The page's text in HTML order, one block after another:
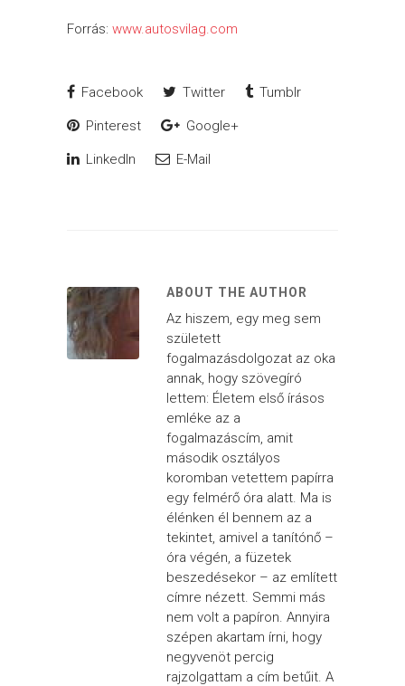
Forrás: www.autosvilag.com
Facebook Twitter Tumblr
Pinterest Google+
LinkedIn E-Mail
ABOUT THE AUTHOR
Az hiszem, egy meg sem
született
fogalmazásdolgozat az oka
annak, hogy szövegíró
lettem: Életem első írásos
emléke az a
fogalmazáscím, amit
második osztályos
koromban vetettem papírra
egy felmérő óra alatt. Ma is
élénken él bennem az a
tekintet, amivel a tanítónő –
óra végén, a füzetek
beszedésekor – az említett
címre nézett. Semmi más
nem volt a papíron. Annyira
szépen akartam írni, hogy
negyvenöt percig
rajzolgattam a cím betűit. A